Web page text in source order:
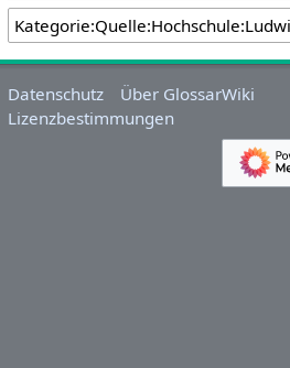
Datenschutz
Über GlossarWiki
Lizenzbestimmungen